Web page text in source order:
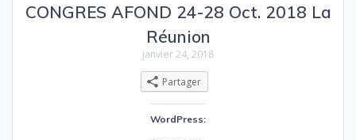
CONGRES AFOND 24-28 Oct. 2018 La
Réunion
janvier 24, 2018
Partager
WordPress: